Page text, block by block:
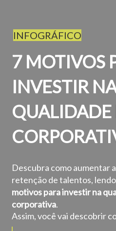
INFOGRÁFICO
7 MOTIVOS
INVESTIR
Descubra como aumentar
retenção de talentos,
motivos para investir na
corporativa.
Assim, você vai descobrir